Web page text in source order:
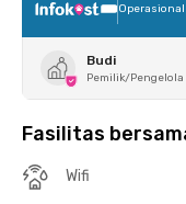
Budi
Pemilik/Pengelola
Fasilitas
Wifi